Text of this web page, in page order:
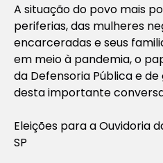
A situação do povo mais
periferias, das mulheres
encarceradas e seus
em meio à pandemia, o
da Defensoria Pública e
desta importante
Eleições para a Ouvidoria
SP